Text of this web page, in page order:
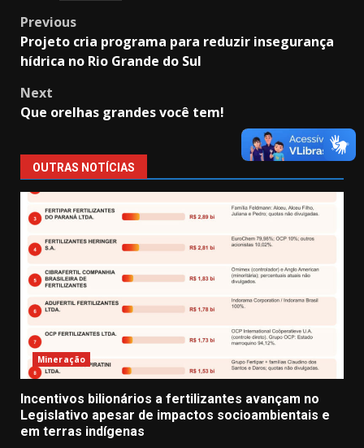
Post
navigation
Previous
Projeto cria programa para reduzir insegurança
hídrica no Rio Grande do Sul
Next
Que orelhas grandes você tem!
OUTRAS NOTÍCIAS
Mineração
Incentivos bilionários a fertilizantes avançam no
Legislativo apesar de impactos socioambientais e
em terras indígenas